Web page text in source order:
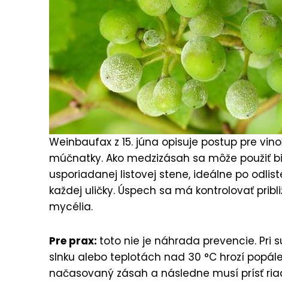
Weinbaufax z 15. júna opisuje postup pre
múčnatky. Ako medzizásah sa môže použiť
usporiadanej listovej stene, ideálne po
každej uličky. Úspech sa má kontrolovať
mycélia.
Pre prax: toto nie je náhrada prevencie. Pri
slnku alebo teplotách nad 30 °C hrozí
načasovaný zásah a následne musí prísť